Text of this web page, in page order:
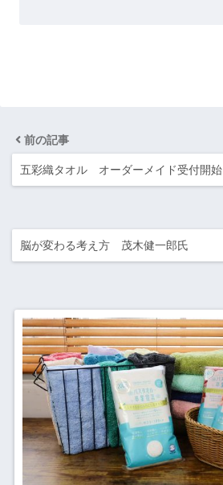
前の記事
五彩織タオル オーダーメイド受付開始
脳が変わる考え方 茂木健一郎氏